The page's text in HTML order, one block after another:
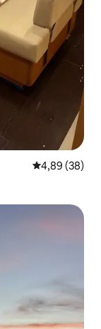
5 üzerinden
4,89 (38)